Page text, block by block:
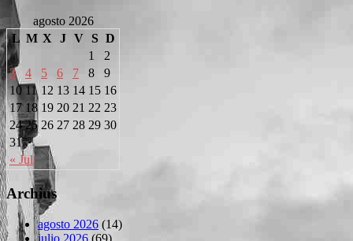
agosto 2026
L M X J V S D
« Jul
1
2
3
4 5 6 7 8
9
10 11 12 13 14 15 16
17 18 19 20 21 22 23
24 25 26 27 28 29 30
31
Archius
agosto 2026 (14)
julio 2026 (69)